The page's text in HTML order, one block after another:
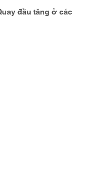
đầu tăng ở các